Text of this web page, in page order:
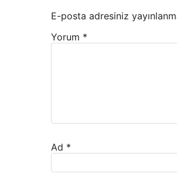
E-posta adresiniz
Yorum *
Ad *